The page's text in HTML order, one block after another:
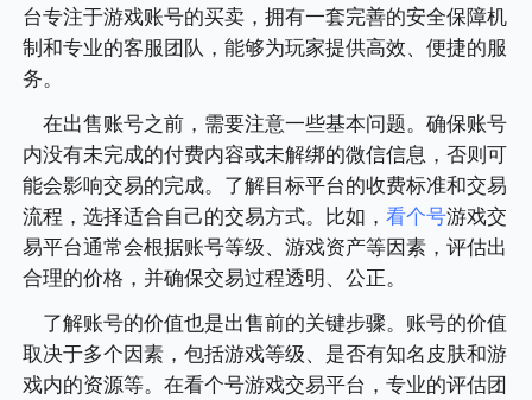
台专注于游戏账号的买卖，拥有一套完善的安全保障机
制和专业的客服团队，能够为玩家提供高效、便捷的服
务。
在出售账号之前，需要注意一些基本问题。确保账号
内没有未完成的付费内容或未解绑的微信信息，否则可
能会影响交易的完成。了解目标平台的收费标准和交易
流程，选择适合自己的交易方式。比如，看个号游戏交
易平台通常会根据账号等级、游戏资产等因素，评估出
合理的价格，并确保交易过程透明、公正。
了解账号的价值也是出售前的关键步骤。账号的价值
取决于多个因素，包括游戏等级、是否有知名皮肤和游
戏内的资源等。在看个号游戏交易平台，专业的评估团